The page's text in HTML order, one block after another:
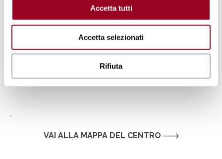
Accetta tutti
Accetta selezionati
Rifiuta
.
VAI ALLA MAPPA DEL CENTRO